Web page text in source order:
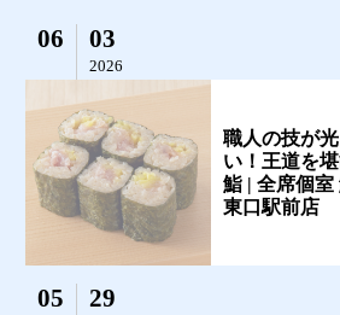
06 03
2026
職人の技が
い！王道を
鮨 | 全席個
東口駅前店
05 29